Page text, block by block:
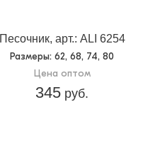
Песочник, арт.: ALI 6254
Размеры: 62, 68, 74, 80
Цена оптом
345 руб.